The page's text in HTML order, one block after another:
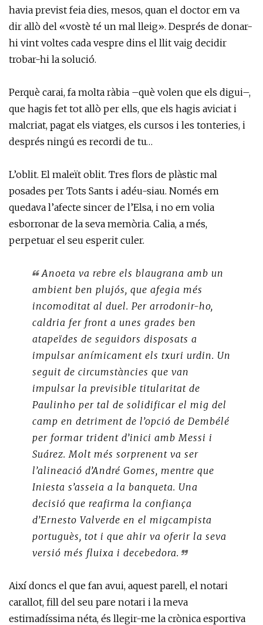
havia previst feia dies, mesos, quan el doctor em va
dir allò del «vostè té un mal lleig». Després de donar-
hi vint voltes cada vespre dins el llit vaig decidir
trobar-hi la solució.
Perquè carai, fa molta ràbia –què volen que els digui–,
que hagis fet tot allò per ells, que els hagis aviciat i
malcriat, pagat els viatges, els cursos i les tonteries, i
després ningú es recordi de tu…
L’oblit. El maleït oblit. Tres flors de plàstic mal
posades per Tots Sants i adéu-siau. Només em
quedava l’afecte sincer de l’Elsa, i no em volia
esborronar de la seva memòria. Calia, a més,
perpetuar el seu esperit culer.
Anoeta va rebre els blaugrana amb un
ambient ben plujós, que afegia més
incomoditat al duel. Per arrodonir-ho,
caldria fer front a unes grades ben
atapeïdes de seguidors disposats a
impulsar anímicament els txuri urdin. Un
seguit de circumstàncies que van
impulsar la previsible titularitat de
Paulinho per tal de solidificar el mig del
camp en detriment de l’opció de Dembélé
per formar trident d’inici amb Messi i
Suárez. Molt més sorprenent va ser
l’alineació d’André Gomes, mentre que
Iniesta s’asseia a la banqueta. Una
decisió que reafirma la confiança
d’Ernesto Valverde en el migcampista
portuguès, tot i que ahir va oferir la seva
versió més fluixa i decebedora.
Així doncs el que fan avui, aquest parell, el notari
carallot, fill del seu pare notari i la meva
estimadíssima néta, és llegir-me la crònica esportiva